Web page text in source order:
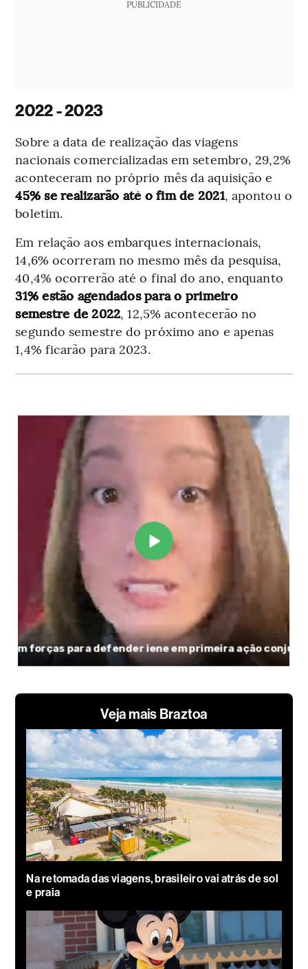
PUBLICIDADE
2022 - 2023
Sobre a data de realização das viagens
nacionais comercializadas em setembro, 29,2%
aconteceram no próprio mês da aquisição e
45% se realizarão até o fim de 2021, apontou o
boletim.
Em relação aos embarques internacionais,
14,6% ocorreram no mesmo mês da pesquisa,
40,4% ocorrerão até o final do ano, enquanto
31% estão agendados para o primeiro
semestre de 2022, 12,5% acontecerão no
segundo semestre do próximo ano e apenas
1,4% ficarão para 2023.
Veja mais Braztoa
Na retomada das viagens, brasileiro vai atrás de sol
e praia